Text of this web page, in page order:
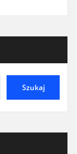
Szukaj